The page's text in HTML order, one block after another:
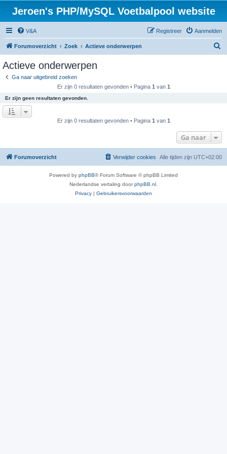
Jeroen's PHP/MySQL Voetbalpool website
V&A Aanmelden
Registreer
Forumoverzicht Zoek Actieve onderwerpen
Actieve onderwerpen
Ga naar uitgebreid zoeken
Er zijn 0 resultaten gevonden • Pagina 1 van 1
Er zijn geen resultaten gevonden.
Er zijn 0 resultaten gevonden • Pagina 1 van 1
Ga naar
Forumoverzicht Alle tijden zijn UTC+02:00
Verwijder cookies
Powered by phpBB® Forum Software © phpBB Limited
Nederlandse vertaling doorphpBB.nl
Privacy | Gebruikersvoorwaarden